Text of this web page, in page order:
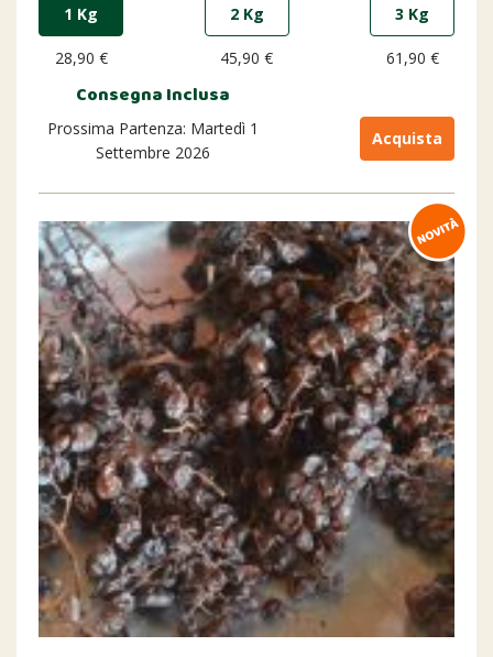
1 Kg
28,90 €
2 Kg
45,90 €
3 Kg
61,90 €
Consegna Inclusa
Prossima Partenza: Martedì 1
Settembre 2026
Acquista